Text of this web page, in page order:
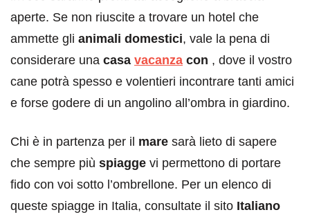
aperte. Se non riuscite a trovare un hotel che
ammette gli animali domestici, vale la pena di
considerare una casa vacanza con , dove il vostro
cane potrà spesso e volentieri incontrare tanti amici
e forse godere di un angolino all’ombra in giardino.
Chi è in partenza per il mare sarà lieto di sapere
che sempre più spiagge vi permettono di portare
fido con voi sotto l’ombrellone. Per un elenco di
queste spiagge in Italia, consultate il sito Italiano